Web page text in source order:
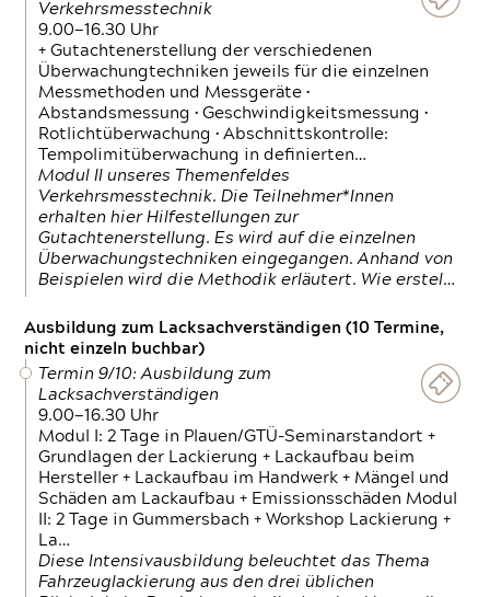
Verkehrsmesstechnik
9.00—16.30 Uhr
+ Gutachtenerstellung der verschiedenen
Überwachungtechniken jeweils für die einzelnen
Messmethoden und Messgeräte •
Abstandsmessung • Geschwindigkeitsmessung •
Rotlichtüberwachung • Abschnittskontrolle:
Tempolimitüberwachung in definierten…
Modul II unseres Themenfeldes
Verkehrsmesstechnik. Die Teilnehmer*Innen
erhalten hier Hilfestellungen zur
Gutachtenerstellung. Es wird auf die einzelnen
Überwachungstechniken eingegangen. Anhand von
Beispielen wird die Methodik erläutert. Wie erstel…
Ausbildung zum Lacksachverständigen (10 Termine,
nicht einzeln buchbar)
Termin 9/10: Ausbildung zum
Lacksachverständigen
9.00—16.30 Uhr
Modul I: 2 Tage in Plauen/GTÜ-Seminarstandort +
Grundlagen der Lackierung + Lackaufbau beim
Hersteller + Lackaufbau im Handwerk + Mängel und
Schäden am Lackaufbau + Emissionsschäden Modul
II: 2 Tage in Gummersbach + Workshop Lackierung +
La…
Diese Intensivausbildung beleuchtet das Thema
Fahrzeuglackierung aus den drei üblichen